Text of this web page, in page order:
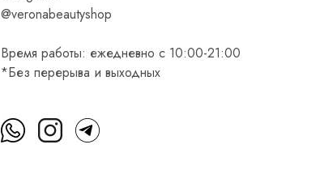
@veronabeautyshop
Время работы: ежедневно с 10:00-21:00
*Без перерыва и выходных